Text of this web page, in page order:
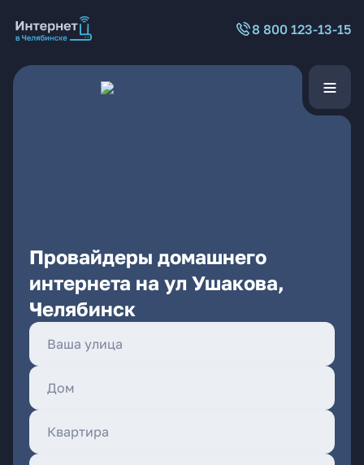
8 800 123-13-15
Провайдеры домашнего
интернета на ул Ушакова,
Челябинск